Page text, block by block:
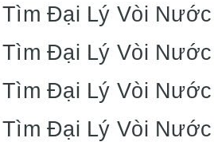
Tìm Đại Lý Vòi
Đại Lý Vòi
Tìm Đại Lý Vòi
Đại Lý Vòi